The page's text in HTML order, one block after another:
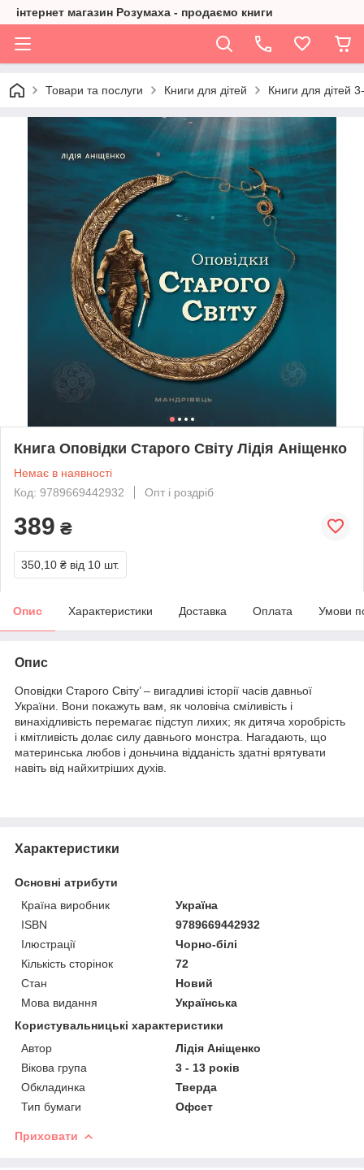
інтернет магазин Розумаха - продаємо книги
Товари та послуги Книги для дітей Книги для дітей
Книга Оповідки Старого Світу Лідія Аніщенко
Немає в наявності
Код: 9789669442932
Опт і роздріб
389 ₴
350,10 ₴ від 10 шт.
Опис Характеристики Доставка Оплата Умови
Опис
Оповідки Старого Світу’ – вигадливі історії часів давньої
України. Вони покажуть вам, як чоловіча сміливість і
винахідливість перемагає підступ лихих; як дитяча хоробрість
і кмітливість долає силу давнього монстра. Нагадають, що
материнська любов і доньчина відданість здатні врятувати
навіть від найхитріших духів.
Характеристики
Основні атрибути
Країна виробник
Україна
ISBN
9789669442932
Ілюстрації
Чорно-білі
Кількість сторінок
72
Стан
Новий
Мова видання
Українська
Користувальницькі характеристики
Автор
Лідія Аніщенко
Вікова група
3 - 13 років
Обкладинка
Тверда
Тип бумаги
Офсет
Приховати